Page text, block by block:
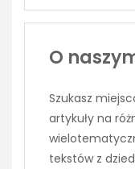
O
Szukasz
artykuły na
tekstów z